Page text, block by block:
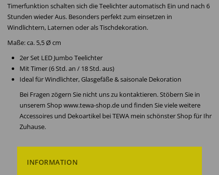
Timerfunktion schalten sich die Teelichter automatisch Ein und nach 6
Stunden wieder Aus. Besonders perfekt zum einsetzen in
Windlichtern, Laternen oder als Tischdekoration.
Maße: ca. 5,5 Ø cm
2er Set LED Jumbo Teelichter
Mit Timer (6 Std. an / 18 Std. aus)
Ideal für Windlichter, Glasgefäße & saisonale Dekoration
Bei Fragen zögern Sie nicht uns zu kontaktieren. Stöbern Sie in
unserem Shop www.tewa-shop.de und finden Sie viele weitere
Accessoires und Dekoartikel bei TEWA mein schönster Shop für Ihr
Zuhause.
INFORMATION